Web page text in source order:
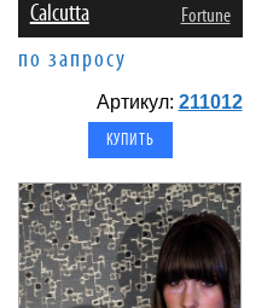
Calcutta Fortune
по запросу
Артикул: 211012